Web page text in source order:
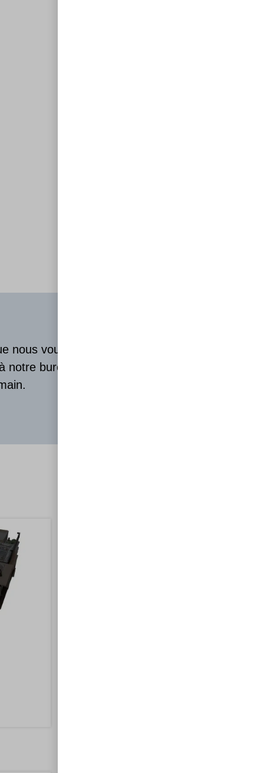
nous vous
bureau